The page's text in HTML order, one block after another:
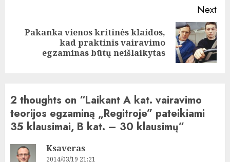
Next
Next
Pakanka vienos kritinės klaidos,
kad praktinis vairavimo
egzaminas būtų neišlaikytas
2 thoughts on “Laikant A kat. vairavimo
teorijos egzaminą „Regitroje” pateikiami
35 klausimai, B kat. – 30 klausimų”
Ksaveras
2014/03/19 21:21